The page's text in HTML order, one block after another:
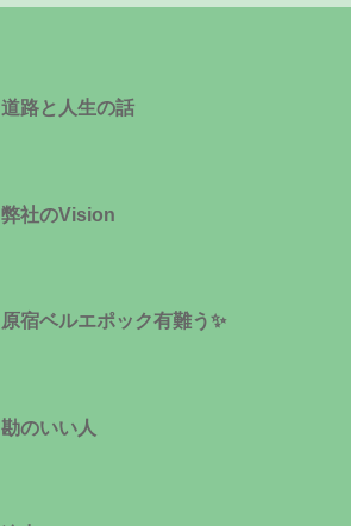
道路と人生の話
弊社のVision
原宿ベルエポック有難う✨
勘のいい人